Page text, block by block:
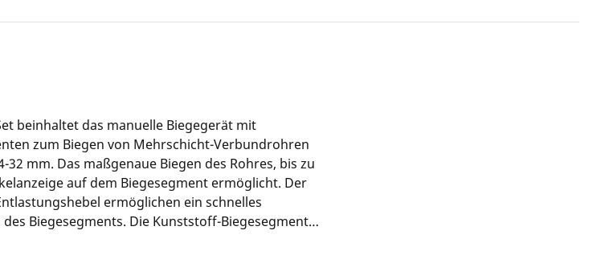
beinhaltet das manuelle Biegegerät mit
zum Biegen von Mehrschicht-Verbundrohren
mm. Das maßgenaue Biegen des Rohres, bis zu
auf dem Biegesegment ermöglicht. Der
ermöglichen ein schnelles
Biegesegments. Die Kunststoff-Biegesegmente
einer Transportsicherung ausgestattet, die ein